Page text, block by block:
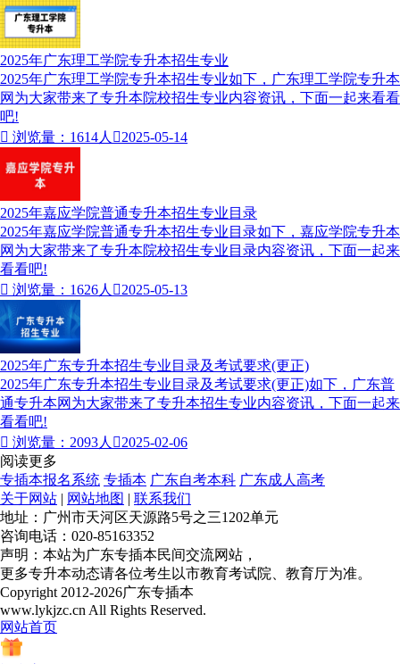
2025年广东理工学院专升本招生专业
2025年广东理工学院专升本招生专业如下，广东理工学院专升本
网为大家带来了专升本院校招生专业内容资讯，下面一起来看看
吧!
 浏览量：1614人 2025-05-14
2025年嘉应学院普通专升本招生专业目录
2025年嘉应学院普通专升本招生专业目录如下，嘉应学院专升本
网为大家带来了专升本院校招生专业目录内容资讯，下面一起来
看看吧!
 浏览量：1626人 2025-05-13
2025年广东专升本招生专业目录及考试要求(更正)
2025年广东专升本招生专业目录及考试要求(更正)如下，广东普
通专升本网为大家带来了专升本招生专业内容资讯，下面一起来
看看吧!
 浏览量：2093人 2025-02-06
阅读更多
专插本报名系统 专插本 广东自考本科 广东成人高考
关于网站 | 网站地图 | 联系我们
地址：广州市天河区天源路5号之三1202单元
咨询电话：020-85163352
声明：本站为广东专插本民间交流网站，
更多专升本动态请各位考生以市教育考试院、教育厅为准。
Copyright 2012-2026广东专插本
www.lykjzc.cn All Rights Reserved.
网站首页